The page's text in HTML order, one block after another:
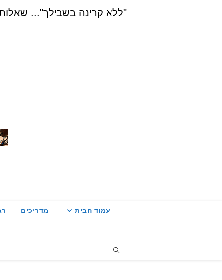
"ללא קרינה בשבילך"... שאלות, הדרכה ויעוץ
עמוד הבית מדריכים